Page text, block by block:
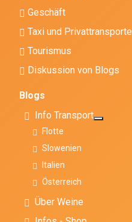
Geschäft
Taxi und Privattransporte
Tourismus
Diskussion von Blogs
Blogs
Info Transport
Flotte
Slowenien
Italien
Österreich
Über Weine